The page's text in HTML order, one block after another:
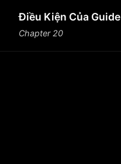
Điều Kiện Của Guide
Chapter 20